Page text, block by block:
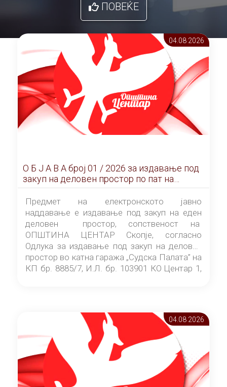
ПОВЕЌЕ
04.08 2026
О Б Ј А В А брoj 01 / 2026 за издавање под
закуп на деловен простор по пат на
ЕЛЕКТРОНСКО ЈАВНО НАДДАВАЊЕ
Предмет на електронското јавно
наддавање е издавање под закуп на еден
деловен простор, сопственост на
ОПШТИНА ЦЕНТАР Скопје, согласно
Одлука за издавање под закуп на деловен
простор во катна гаража „Судска Палата” на
КП бр. 8885/7, И.Л. бр. 103901 КО Центар 1,
Скопје” број 9/2026), за времетраење од 3
(три) години од денот на потпишувањето на
Договорот за закуп со најповолниот
понудувач.
04.08 2026